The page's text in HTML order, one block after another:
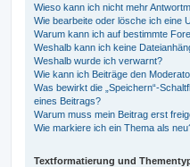
Wieso kann ich nicht mehr
Wie bearbeite oder lösche ich eine
Warum kann ich auf bestimmte
Weshalb kann ich keine
Weshalb wurde ich verwarnt?
Wie kann ich Beiträge den
Was bewirkt die „Speichern“-
eines Beitrags?
Warum muss mein Beitrag erst
Wie markiere ich ein Thema als
Textformatierung und